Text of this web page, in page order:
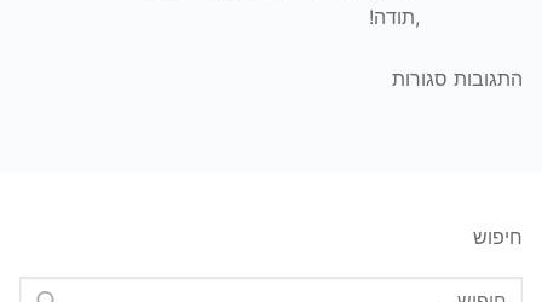
,תודה!
התגובות סגורות
חיפוש